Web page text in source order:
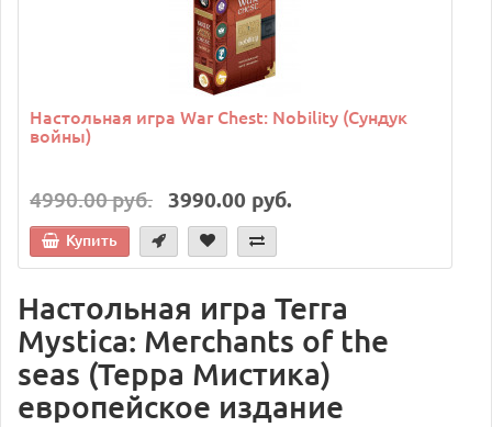
Настольная игра War Chest: Nobility (Сундук
войны)
4990.00 руб. 3990.00 руб.
Купить
Настольная игра Terra
Mystica: Merchants of the
seas (Терра Мистика)
европейское издание